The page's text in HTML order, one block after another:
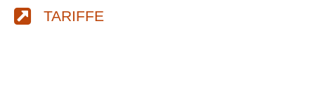
TARIFFE